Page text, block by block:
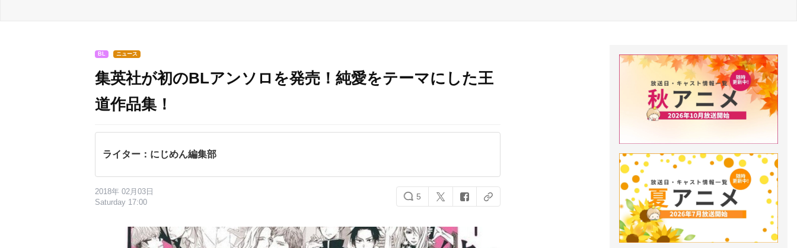
BL ニュース
集英社が初のBLアンソロを発売！純愛をテーマにした王
道作品集！
ライター：にじめん編集部
2018年 02月03日
Saturday 17:00
5